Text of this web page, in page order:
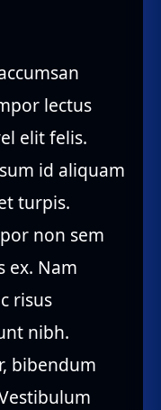
lectus
elit felis.
id aliquam
turpis.
non sem
ex. Nam
risus
nibh.
bibendum